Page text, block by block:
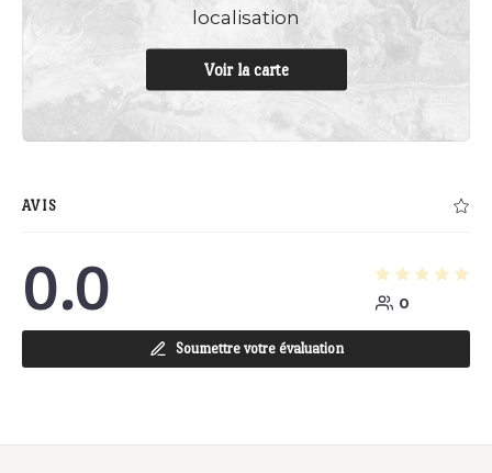
localisation
Voir la carte
AVIS
0.0 0
Soumettre votre évaluation